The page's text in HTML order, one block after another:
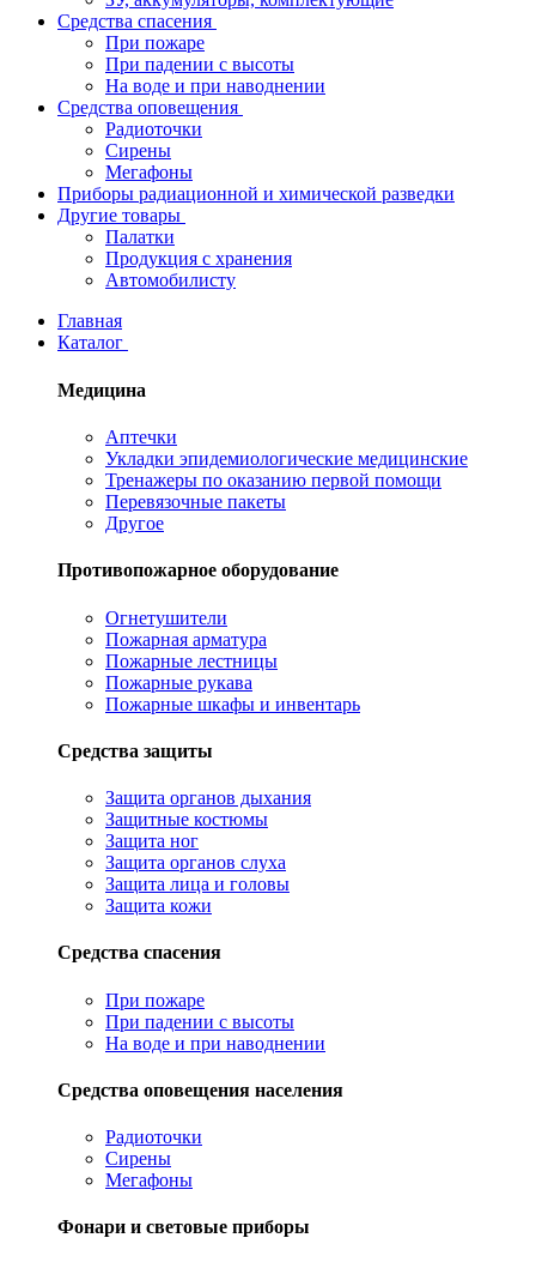
Средства спасения
При пожаре
При падении с высоты
На воде и при наводнении
Средства оповещения
Радиоточки
Сирены
Мегафоны
Приборы радиационной и химической разведки
Другие товары
Палатки
Продукция с хранения
Автомобилисту
Главная
Каталог
Медицина
Аптечки
Укладки эпидемиологические медицинские
Тренажеры по оказанию первой помощи
Перевязочные пакеты
Другое
Противопожарное оборудование
Огнетушители
Пожарная арматура
Пожарные лестницы
Пожарные рукава
Пожарные шкафы и инвентарь
Средства защиты
Защита органов дыхания
Защитные костюмы
Защита ног
Защита органов слуха
Защита лица и головы
Защита кожи
Средства спасения
При пожаре
При падении с высоты
На воде и при наводнении
Средства оповещения населения
Радиоточки
Сирены
Мегафоны
Фонари и световые приборы